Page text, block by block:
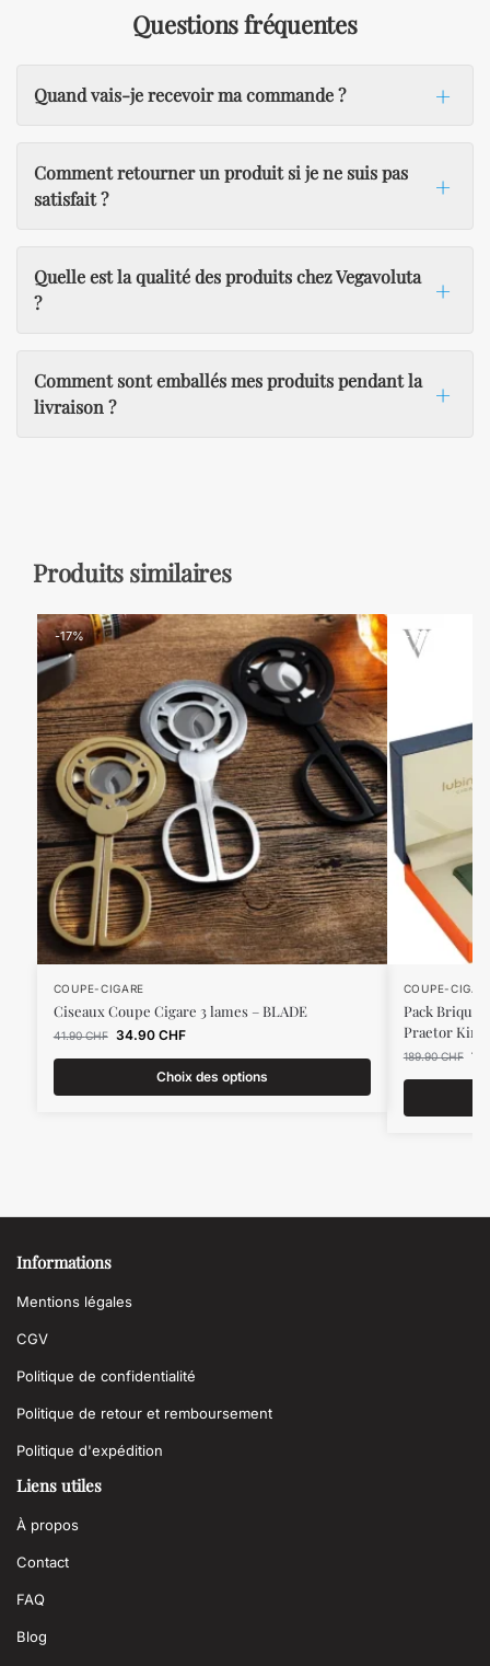
Questions fréquentes
Quand vais-je recevoir ma commande ?
Comment retourner un produit si je ne suis pas
satisfait ?
Quelle est la qualité des produits chez Vegavoluta
?
Comment sont emballés mes produits pendant la
livraison ?
Produits similaires
-17%
COUPE-CIGARE
Ciseaux Coupe Cigare 3 lames – BLADE
41.90CHF 34.90 CHF
Choix des options
-13%
COUPE-
Pack
Praetor King
189.90CHF
Informations
Mentions légales
CGV
Politique de confidentialité
Politique de retour et remboursement
Politique d'expédition
Liens utiles
À propos
Contact
FAQ
Blog